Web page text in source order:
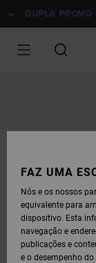
PARA DUPLA PROMO
FAZ UMA
Nós e os nossos
equivalente para
dispositivo. Esta
navegação e
publicações e
e o desempenho